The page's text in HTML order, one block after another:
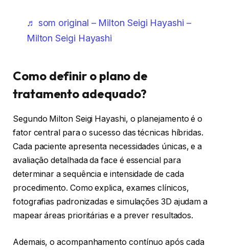
♬ som original – Milton Seigi Hayashi –
Milton Seigi Hayashi
Como definir o plano de
tratamento adequado?
Segundo Milton Seigi Hayashi, o planejamento é o
fator central para o sucesso das técnicas híbridas.
Cada paciente apresenta necessidades únicas, e a
avaliação detalhada da face é essencial para
determinar a sequência e intensidade de cada
procedimento. Como explica, exames clínicos,
fotografias padronizadas e simulações 3D ajudam a
mapear áreas prioritárias e a prever resultados.
Ademais, o acompanhamento contínuo após cada